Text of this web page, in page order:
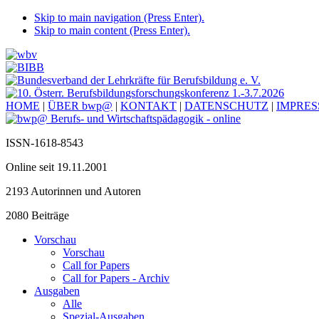
Skip to main navigation (Press Enter).
Skip to main content (Press Enter).
HOME | ÜBER bwp@ | KONTAKT | DATENSCHUTZ |
ISSN-1618-8543
Online seit 19.11.2001
2193 Autorinnen und Autoren
2080 Beiträge
Vorschau
Vorschau
Call for Papers
Call for Papers - Archiv
Ausgaben
Alle
Spezial-Ausgaben